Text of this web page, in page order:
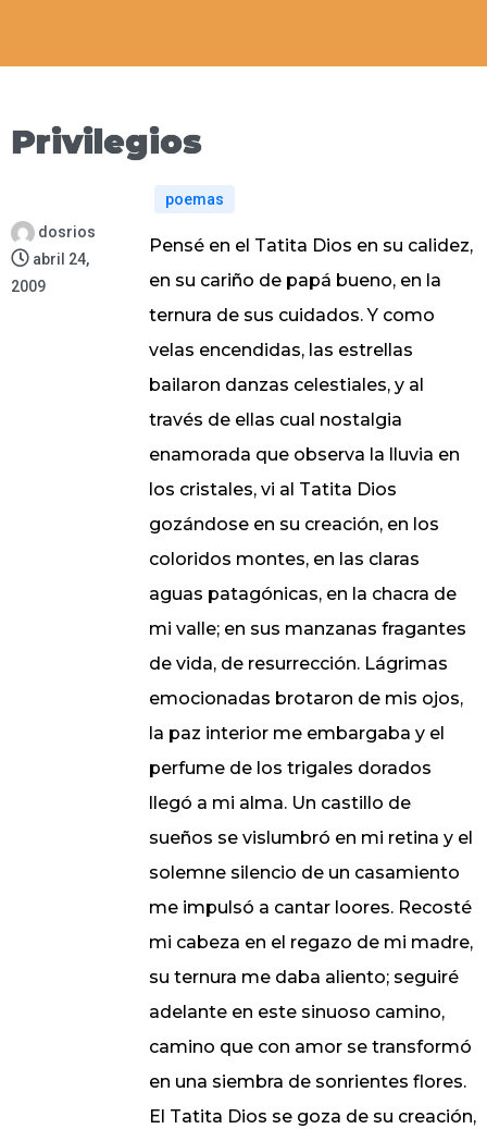
Privilegios
dosrios
abril 24,
2009
poemas
Pensé en el Tatita Dios en su calidez,
en su cariño de papá bueno, en la
ternura de sus cuidados. Y como
velas encendidas, las estrellas
bailaron danzas celestiales, y al
través de ellas cual nostalgia
enamorada que observa la lluvia en
los cristales, vi al Tatita Dios
gozándose en su creación, en los
coloridos montes, en las claras
aguas patagónicas, en la chacra de
mi valle; en sus manzanas fragantes
de vida, de resurrección. Lágrimas
emocionadas brotaron de mis ojos,
la paz interior me embargaba y el
perfume de los trigales dorados
llegó a mi alma. Un castillo de
sueños se vislumbró en mi retina y el
solemne silencio de un casamiento
me impulsó a cantar loores. Recosté
mi cabeza en el regazo de mi madre,
su ternura me daba aliento; seguiré
adelante en este sinuoso camino,
camino que con amor se transformó
en una siembra de sonrientes flores.
El Tatita Dios se goza de su creación,